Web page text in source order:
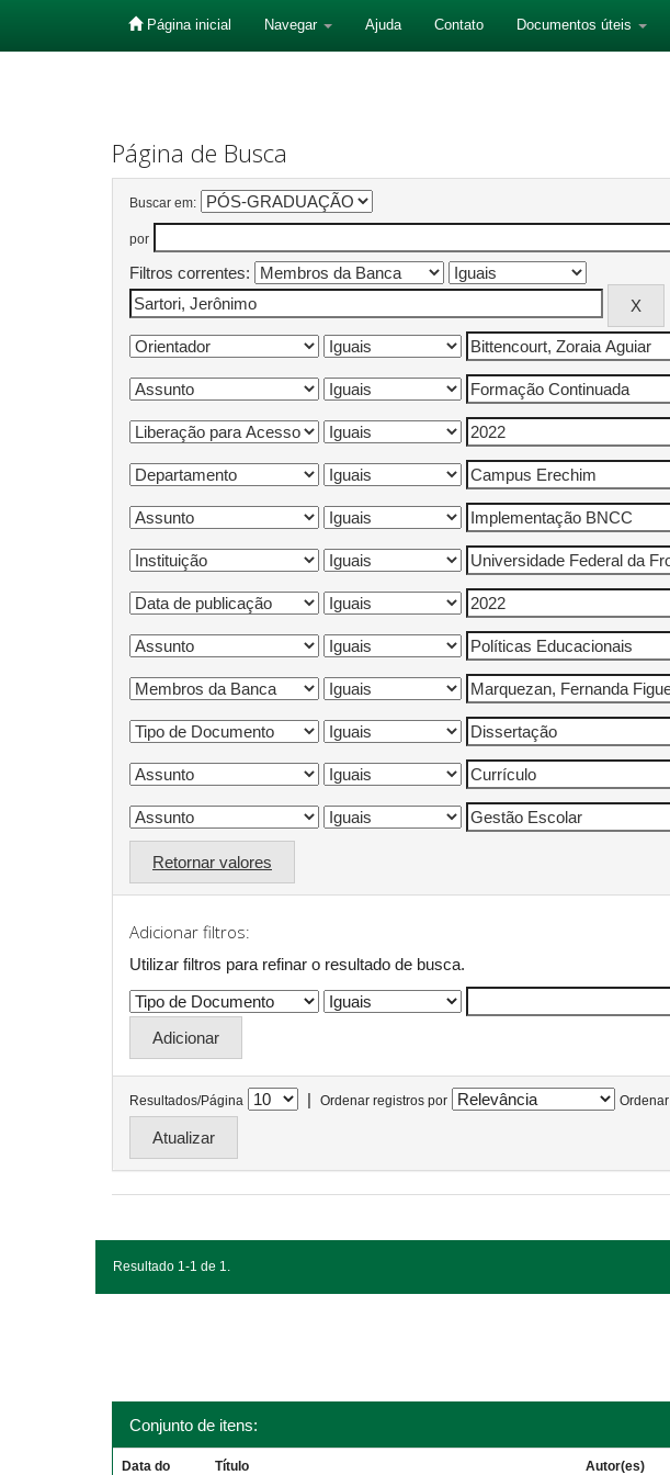
Página inicial Navegar Ajuda Contato Documentos úteis
Página de Busca
Buscar em:
por
Filtros correntes:
Retornar valores
Adicionar filtros:
Utilizar filtros para refinar o resultado de busca.
Resultados/Página | Ordenar registros por Ordenar
Resultado 1-1 de 1.
Conjunto de itens:
Data do Título Autor(es)